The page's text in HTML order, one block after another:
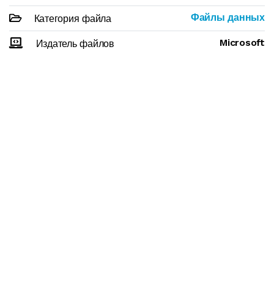
Категория файла Файлы данных
Издатель файлов Microsoft